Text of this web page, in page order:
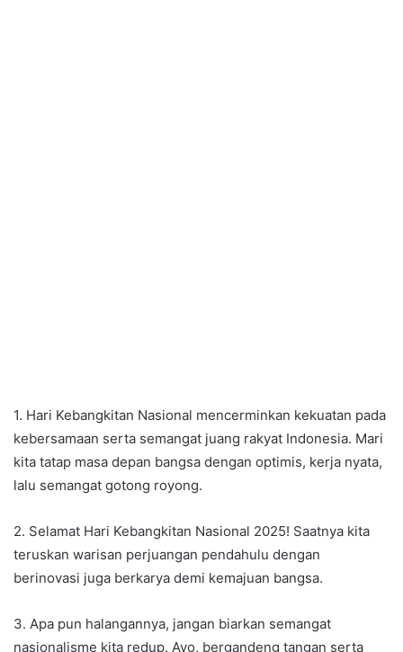
1. Hari Kebangkitan Nasional mencerminkan kekuatan pada
kebersamaan serta semangat juang rakyat Indonesia. Mari
kita tatap masa depan bangsa dengan optimis, kerja nyata,
lalu semangat gotong royong.
2. Selamat Hari Kebangkitan Nasional 2025! Saatnya kita
teruskan warisan perjuangan pendahulu dengan
berinovasi juga berkarya demi kemajuan bangsa.
3. Apa pun halangannya, jangan biarkan semangat
nasionalisme kita redup. Ayo, bergandeng tangan serta